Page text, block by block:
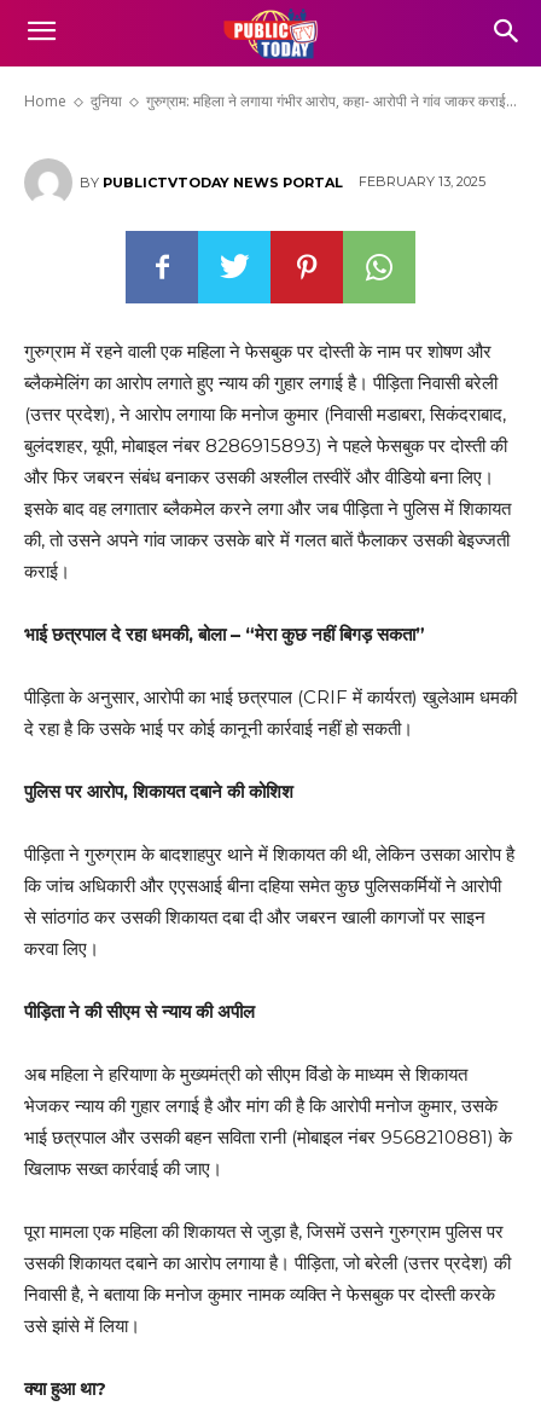
Home दुनिया गुरुग्राम: महिला ने लगाया गंभीर आरोप, कहा- आरोपी ने गांव जाकर कराई...
आरोपी ने गांव जाकर कराई बेइज्जती, पुलिस नहीं
कर रही कार्रवाई
BY PUBLICTVTODAY NEWS PORTAL FEBRUARY 13, 2025
गुरुग्राम में रहने वाली एक महिला ने फेसबुक पर दोस्ती के नाम पर शोषण और
ब्लैकमेलिंग का आरोप लगाते हुए न्याय की गुहार लगाई है। पीड़िता निवासी बरेली
(उत्तर प्रदेश), ने आरोप लगाया कि मनोज कुमार (निवासी मडाबरा, सिकंदराबाद,
बुलंदशहर, यूपी, मोबाइल नंबर 8286915893) ने पहले फेसबुक पर दोस्ती की
और फिर जबरन संबंध बनाकर उसकी अश्लील तस्वीरें और वीडियो बना लिए।
इसके बाद वह लगातार ब्लैकमेल करने लगा और जब पीड़िता ने पुलिस में शिकायत
की, तो उसने अपने गांव जाकर उसके बारे में गलत बातें फैलाकर उसकी बेइज्जती
कराई।
भाई छत्रपाल दे रहा धमकी, बोला – “मेरा कुछ नहीं बिगड़ सकता”
पीड़िता के अनुसार, आरोपी का भाई छत्रपाल (CRIF में कार्यरत) खुलेआम धमकी
दे रहा है कि उसके भाई पर कोई कानूनी कार्रवाई नहीं हो सकती।
पुलिस पर आरोप, शिकायत दबाने की कोशिश
पीड़िता ने गुरुग्राम के बादशाहपुर थाने में शिकायत की थी, लेकिन उसका आरोप है
कि जांच अधिकारी और एएसआई बीना दहिया समेत कुछ पुलिसकर्मियों ने आरोपी
से सांठगांठ कर उसकी शिकायत दबा दी और जबरन खाली कागजों पर साइन
करवा लिए।
पीड़िता ने की सीएम से न्याय की अपील
अब महिला ने हरियाणा के मुख्यमंत्री को सीएम विंडो के माध्यम से शिकायत
भेजकर न्याय की गुहार लगाई है और मांग की है कि आरोपी मनोज कुमार, उसके
भाई छत्रपाल और उसकी बहन सविता रानी (मोबाइल नंबर 9568210881) के
खिलाफ सख्त कार्रवाई की जाए।
पूरा मामला एक महिला की शिकायत से जुड़ा है, जिसमें उसने गुरुग्राम पुलिस पर
उसकी शिकायत दबाने का आरोप लगाया है। पीड़िता, जो बरेली (उत्तर प्रदेश) की
निवासी है, ने बताया कि मनोज कुमार नामक व्यक्ति ने फेसबुक पर दोस्ती करके
उसे झांसे में लिया।
क्या हुआ था?